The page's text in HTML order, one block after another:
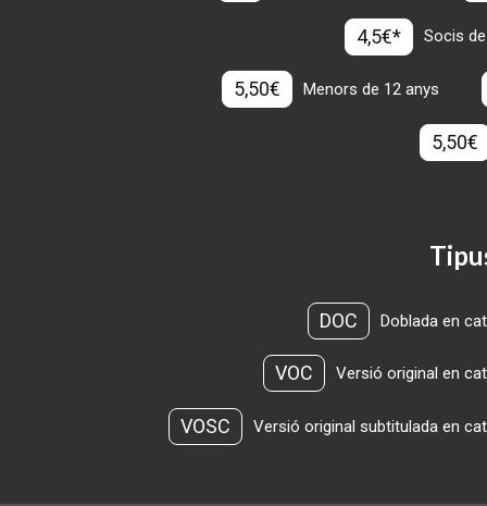
4,5€* Socis
5,50€ Menors de 12 anys
5,50€
DOC Doblada en
VOC Versió original en
VOSC Versió original subtitulada en